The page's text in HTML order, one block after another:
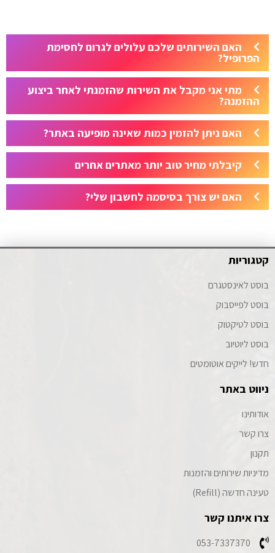
האם השירותים שלכם עלולים לגרום לחסימת
הפרופיל?
מתי אני מקבל את השירות שהזמנתי לאחר ביצוע
ההזמנה?
האם ניתן להזמין כמות שאינה מופיעה באתר?
קיבלתי מחיר טוב יותר מאתרים אחרים
האם יש צורך בסיסמה לחשבון שלי?
קטגוריות
בוסט לאינסטגרם
בוסט לפייסבוק
בוסט לטיקטוק
בוסט ליוטיוב
חדש! לייקים אוטומטים
ניווט באתר
אודותינו
צרו קשר
תקנון
מדיניות שירותים והזמנות
טעינה חדשה (Refill)
צרו איתנו קשר
053-7337370